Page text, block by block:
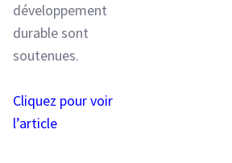
développement
durable sont
soutenues.
Cliquez pour voir
l’article